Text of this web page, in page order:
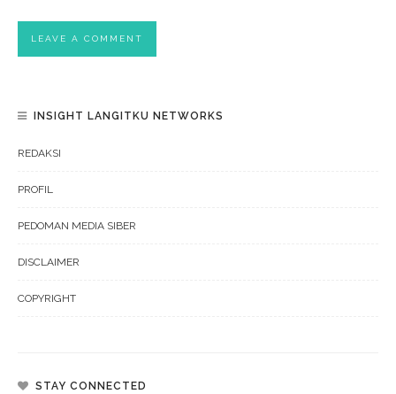
INSIGHT LANGITKU NETWORKS
REDAKSI
PROFIL
PEDOMAN MEDIA SIBER
DISCLAIMER
COPYRIGHT
STAY CONNECTED